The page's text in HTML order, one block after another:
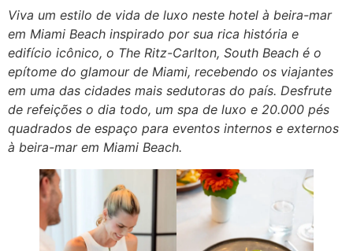
Viva um estilo de vida de luxo neste hotel à beira-mar
em Miami Beach inspirado por sua rica história e
edifício icônico, o The Ritz-Carlton, South Beach é o
epítome do glamour de Miami, recebendo os viajantes
em uma das cidades mais sedutoras do país. Desfrute
de refeições o dia todo, um spa de luxo e 20.000 pés
quadrados de espaço para eventos internos e externos
à beira-mar em Miami Beach.